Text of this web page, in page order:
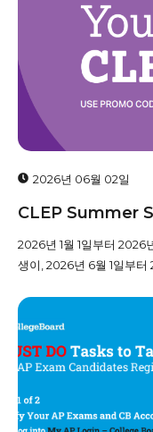
2026년 06월 02일
CLEP Summer
2026년 1월 1일부터 2026
생이, 2026년 6월 1일부터